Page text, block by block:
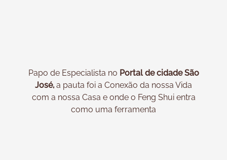
Papo de Especialista no Portal de cidade São
José, a pauta foi a Conexão da nossa Vida
com a nossa Casa e onde o Feng Shui entra
como uma ferramenta